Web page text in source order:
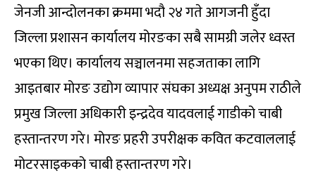
जेनजी आन्दोलनका क्रममा भदौ २४ गते आगजनी हुँदा
जिल्ला प्रशासन कार्यालय मोरङका सबै सामग्री जलेर ध्वस्त
भएका थिए। कार्यालय सञ्चालनमा सहजताका लागि
आइतबार मोरङ उद्योग व्यापार संघका अध्यक्ष अनुपम राठीले
प्रमुख जिल्ला अधिकारी इन्द्रदेव यादवलाई गाडीको चाबी
हस्तान्तरण गरे। मोरङ प्रहरी उपरीक्षक कवित कटवाललाई
मोटरसाइकको चाबी हस्तान्तरण गरे।